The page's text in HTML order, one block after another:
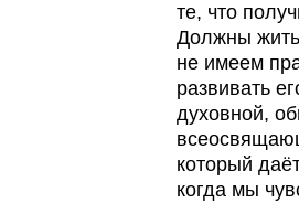
те, что
Должны жить
не имеем
развивать
духовной,
который
когда мы